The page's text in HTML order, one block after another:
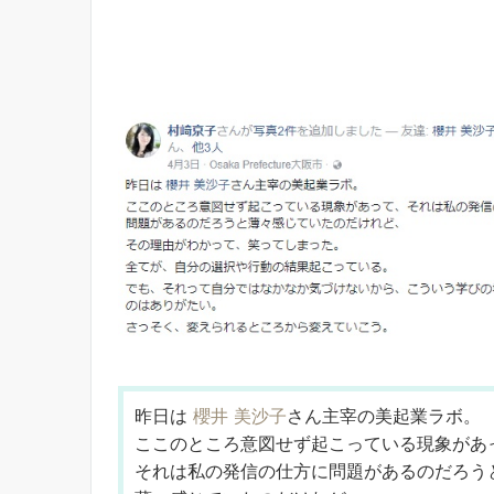
昨日は 櫻井 美沙子さん主宰の美起業ラボ。
ここのところ意図せず起こっている現象があ
それは私の発信の仕方に問題があるのだろう